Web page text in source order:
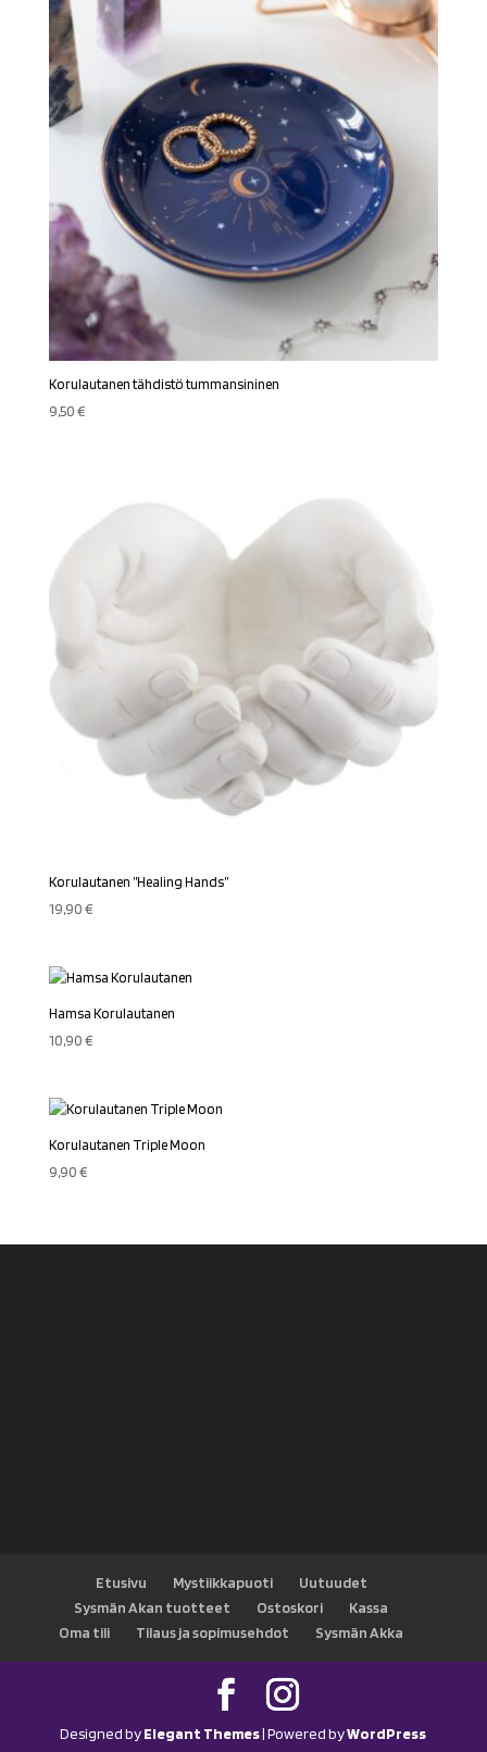
Korulautanen tähdistö tummansininen
9,50€
Korulautanen ”Healing Hands”
19,90€
Hamsa Korulautanen
10,90€
Korulautanen Triple Moon
9,90€
Etusivu Mystiikkapuoti
Uutuudet
Sysmän Akan tuotteet
Ostoskori
Kassa
Oma tili
Tilaus ja sopimusehdot Sysmän Akka
Designed byElegant Themes| Powered byWordPress